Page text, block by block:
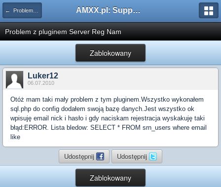
← Problemy z pluginami AMXX.pl: Support AMX Mod X i SourceMod
Problem z pluginem Server Reg Nam
Zablokowany
Luker12
06.07.2010
Otóż mam taki mały problem z tym pluginem.Wszystko wykonałem
sql.php do config dodałem swoją bazę danych.Jest wszystko ok
wpisuję email nick i hasło i gdy naciskam rejestracja wyskakuję taki
błąd:ERROR. Lista bledow: SELECT * FROM srn_users where email
like
Udostępnij Udostępnij
Zablokowany